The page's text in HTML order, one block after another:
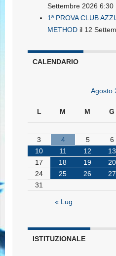
Settembre 2026 6:30
1ª PROVA CLUB
METHOD il 12
CALENDARIO
Agosto
L M M G
3
4 5 6
10
11 12 13
17
18 19 20
24
25 26 27
31
« Lug
ISTITUZIONALE